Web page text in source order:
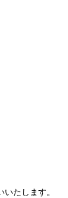
たします。